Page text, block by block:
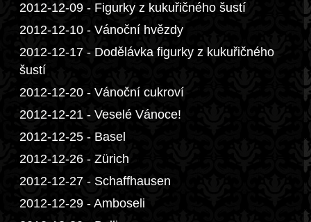
2012-12-09 - Figurky z kukuřičného šustí
2012-12-10 - Vánoční hvězdy
2012-12-17 - Dodělávka figurky z kukuřičného
šustí
2012-12-20 - Vánoční cukroví
2012-12-21 - Veselé Vánoce!
2012-12-25 - Basel
2012-12-26 - Zürich
2012-12-27 - Schaffhausen
2012-12-29 - Amboseli